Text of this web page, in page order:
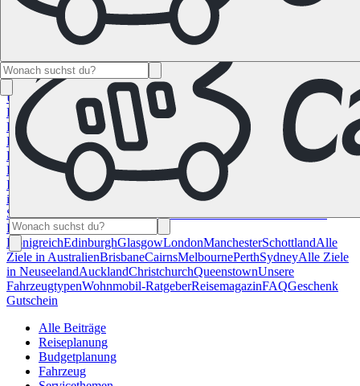
NamibiaSüdafrika
Alle Ziele in
KanadaCalgaryHalifaxMontrealTorontoVancouver
Alle Ziele in den
USALas VegasLos Angeles Miami New YorkSan
Francisco
Chile Costa Rica Alle Reiseziele in
Deutschland
Berlin Hamburg Leipzig München Stuttgart
Reiseziele in
Frankreich
KorsikaLyonMarseilles NizzaParis Toulouse
Alle
Reiseziele in
Italien
CagliariFlorenzMailandRom Sardinien
in Norwegen Bergen
Alle Reiseziele in
Spanien
Reiseziele im Vereinigtem
KönigreichEdinburghGlasgowLondonManchesterSchottlandAlle
Ziele in AustralienBrisbaneCairnsMelbournePerthSydneyAlle Ziele
in NeuseelandAucklandChristchurchQueenstownUnsere
FahrzeugtypenWohnmobil-RatgeberReisemagazinFAQGeschenk
Gutschein
Alle Beiträge
Reiseplanung
Budgetplanung
Fahrzeug